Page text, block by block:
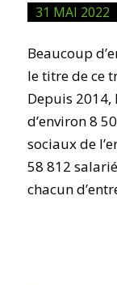
31 MAI 2022
Beaucoup
le titre de ce
Depuis 2014,
d’environ 8
sociaux de
58 812
chacun